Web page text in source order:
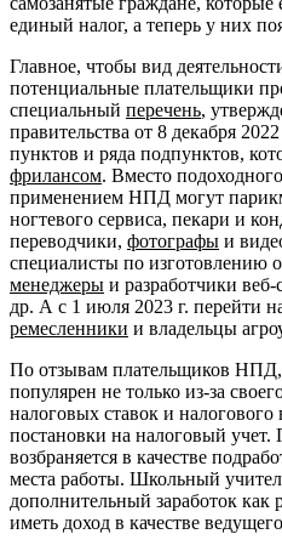
единый налог, а теперь у них
Главное, чтобы вид
потенциальные плательщики
специальный перечень,
правительства от 8 декабря
пунктов и ряда подпунктов,
фрилансом. Вместо
применением НПД могут
ногтевого сервиса, пекари и
переводчики, фотографы и
специалисты по изготовлению
менеджеры и разработчики
др. А с 1 июля 2023 г. перейти
ремесленники и владельцы
По отзывам плательщиков
популярен не только из-за
налоговых ставок и налогового
постановки на налоговый учет.
возбраняется в качестве
места работы. Школьный
дополнительный заработок как
иметь доход в качестве